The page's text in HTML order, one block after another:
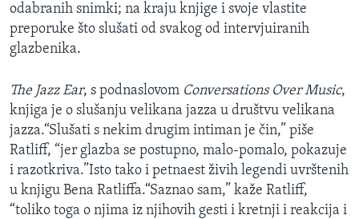
odabranih snimki; na kraju knjige i svoje vlastite
preporuke što slušati od svakog od intervjuiranih
glazbenika.
The Jazz Ear, s podnaslovom Conversations Over Music,
knjiga je o slušanju velikana jazza u društvu velikana
jazza.“Slušati s nekim drugim intiman je čin,” piše
Ratliff, “jer glazba se postupno, malo-pomalo, pokazuje
i razotkriva.”Isto tako i petnaest živih legendi uvrštenih
u knjigu Bena Ratliffa.“Saznao sam,” kaže Ratliff,
“toliko toga o njima iz njihovih gesti i kretnji i reakcija i